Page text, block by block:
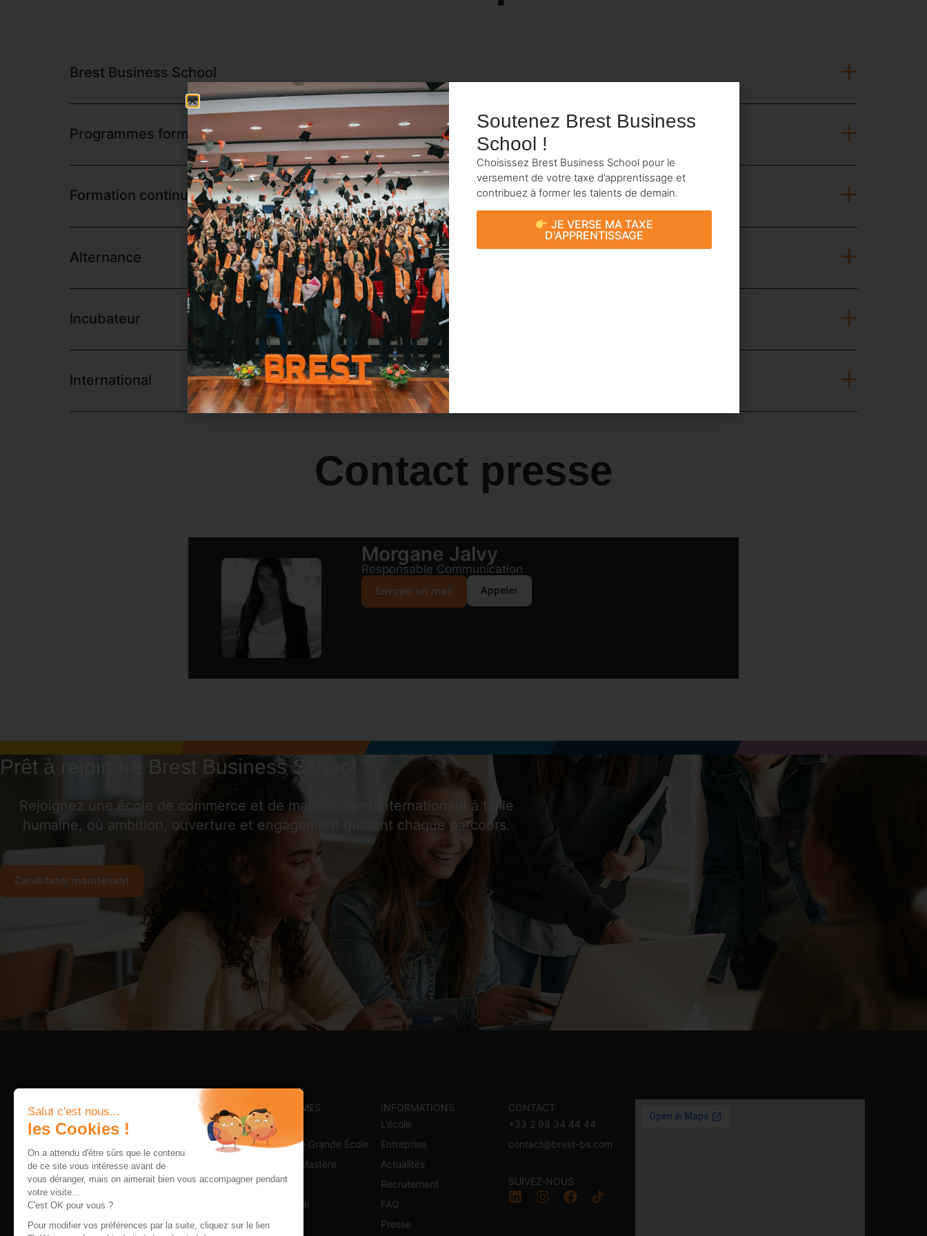
Salut c'est nous...
les Cookies !
On a attendu d'être sûrs que le contenu
de ce site vous intéresse avant de
vous déranger, mais on aimerait bien vous accompagner pendant
votre visite...
C'est OK pour vous ?
Pour modifier vos préférences par la suite, cliquez sur le lien
Brest Business School
Programmes formation initiale
Formation continue
Alternance
Incubateur
International
Contact presse
Morgane Jalvy
Responsable Communication
Envoyer un mail Appeler
Prêt à rejoindre Brest Business School ?
Rejoignez une école de commerce et de management internationale à taille
humaine, où ambition, ouverture et engagement guident chaque parcours.
Candidater maintenant
École Supérieure de Commerce et de
management internationale à Brest.
PROGRAMMES
Bachelor
Programme Grande École
Executive Mastère
Alternance
International
E-Learning
INFORMATIONS
L’école
Entreprise
Actualités
Recrutement
FAQ
Presse
CONTACT
+33 2 98 34 44 44
contact@brest-bs.com
SUIVEZ-NOUS
Soutenez Brest Business
School !
Choisissez Brest Business School pour le
versement de votre taxe d’apprentissage et
contribuez à former les talents de demain.
JE VERSE MA TAXE
D'APPRENTISSAGE